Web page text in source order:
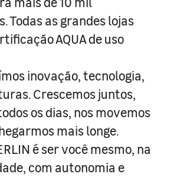
Todas as grandes lojas
AQUA de uso
inovação, tecnologia,
Crescemos juntos,
os dias, nos movemos
mais longe.
é ser você mesmo, na
com autonomia e